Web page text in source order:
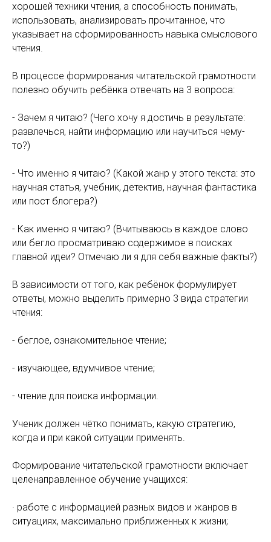
хорошей техники чтения, а способность понимать,
использовать, анализировать прочитанное, что
указывает на сформированность навыка смыслового
чтения.
В процессе формирования читательской грамотности
полезно обучить ребёнка отвечать на 3 вопроса:
- Зачем я читаю? (Чего хочу я достичь в результате:
развлечься, найти информацию или научиться чему-
то?)
- Что именно я читаю? (Какой жанр у этого текста: это
научная статья, учебник, детектив, научная фантастика
или пост блогера?)
- Как именно я читаю? (Вчитываюсь в каждое слово
или бегло просматриваю содержимое в поисках
главной идеи? Отмечаю ли я для себя важные факты?)
В зависимости от того, как ребёнок формулирует
ответы, можно выделить примерно 3 вида стратегии
чтения:
- беглое, ознакомительное чтение;
- изучающее, вдумчивое чтение;
- чтение для поиска информации.
Ученик должен чётко понимать, какую стратегию,
когда и при какой ситуации применять.
Формирование читательской грамотности включает
целенаправленное обучение учащихся:
· работе с информацией разных видов и жанров в
ситуациях, максимально приближенных к жизни;